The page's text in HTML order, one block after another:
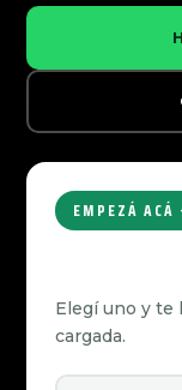
EMPEZÁ ACÁ
Elegí uno y te
cargada.